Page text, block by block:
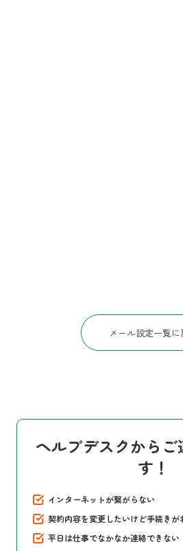
メール設定一覧に
ヘルプデスクからご
す！
インターネットが繋がらない
契約内容を変更したいけど手続きが
平日は仕事でなかなか連絡できない